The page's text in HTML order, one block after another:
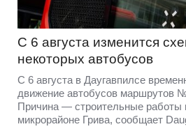
С 6 августа изменится
некоторых автобусов
С 6 августа в Даугавпилсе
движение автобусов маршрутов
Причина — строительные работы
микрорайоне Грива, сообщает